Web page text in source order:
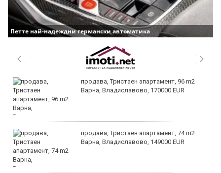
Петте най-надеждни германски автоматика
продава, Тристаен апартамент, 96 m2
Варна, Владиславово, 170000 EUR
продава, Тристаен апартамент, 74 m2
Варна, Владиславово, 149000 EUR